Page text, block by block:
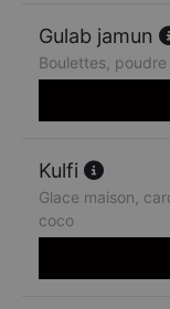
Gulab jamun
Boulettes,
Kulfi
Glace maison,
coco